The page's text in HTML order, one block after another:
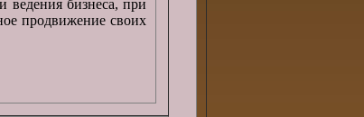
ведения бизнеса, при
продвижение своих